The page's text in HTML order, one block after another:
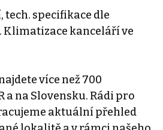
specifikace dle
Klimatizace kanceláří ve
více než 700
a na Slovensku. Rádi pro
aktuální přehled